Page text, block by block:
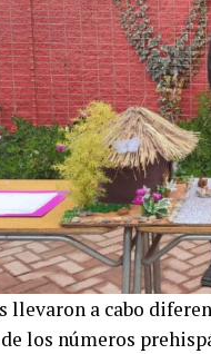
llevaron a cabo
los números